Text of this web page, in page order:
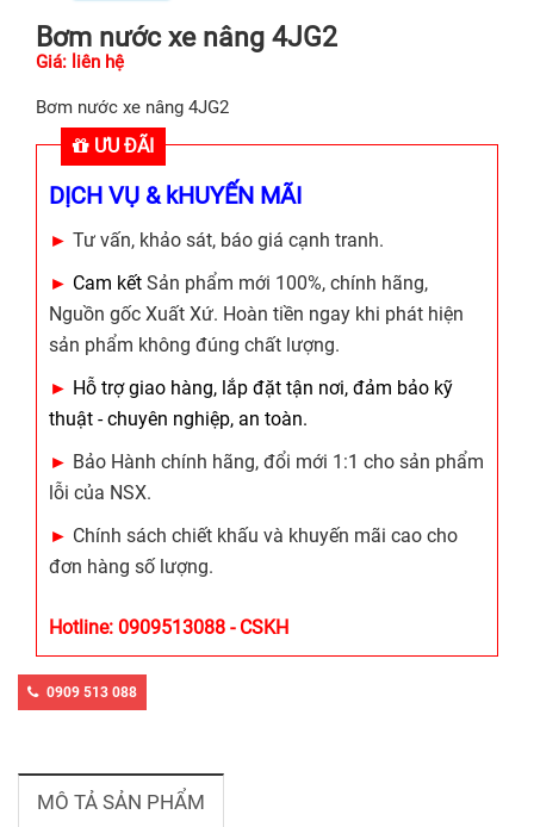
Bơm nước xe nâng 4JG2
Giá: liên hệ
Bơm nước xe nâng 4JG2
ƯU ĐÃI
DỊCH VỤ & kHUYẾN MÃI
► Tư vấn, khảo sát, báo giá cạnh tranh.
► Cam kết Sản phẩm mới 100%, chính hãng,
Nguồn gốc Xuất Xứ. Hoàn tiền ngay khi phát hiện
sản phẩm không đúng chất lượng.
► Hỗ trợ giao hàng, lắp đặt tận nơi, đảm bảo kỹ
thuật - chuyên nghiệp, an toàn.
► Bảo Hành chính hãng, đổi mới 1:1 cho sản phẩm
lỗi của NSX.
► Chính sách chiết khấu và khuyến mãi cao cho
đơn hàng số lượng.
Hotline: 0909513088 - CSKH
0909 513 088
MÔ TẢ SẢN PHẨM